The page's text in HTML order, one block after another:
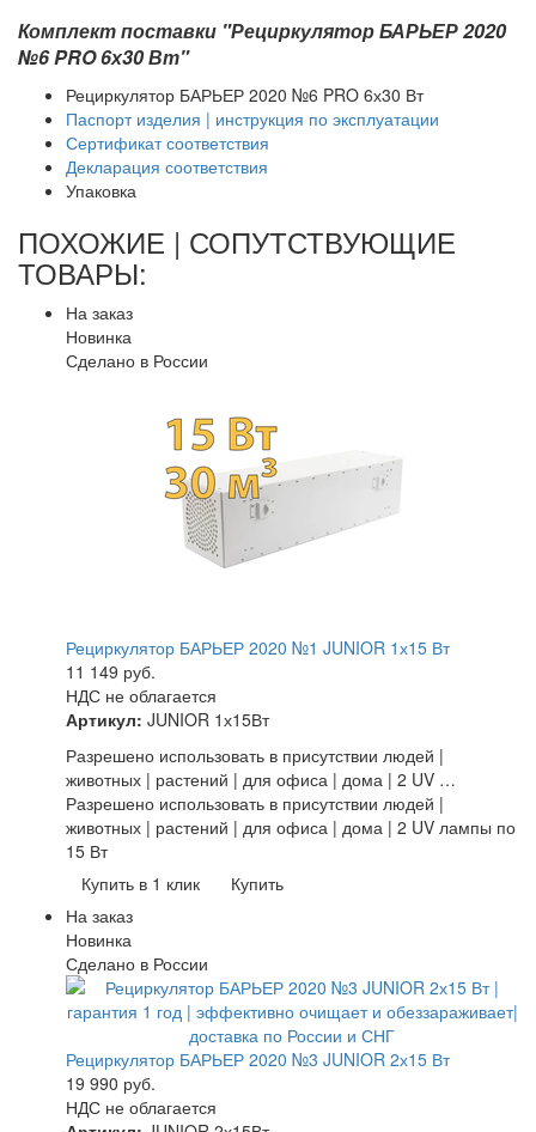
Комплект поставки "Рециркулятор БАРЬЕР 2020
№6 PRO 6х30 Вт"
Рециркулятор БАРЬЕР 2020 №6 PRO 6х30 Вт
Паспорт изделия | инструкция по эксплуатации
Сертификат соответствия
Декларация соответствия
Упаковка
ПОХОЖИЕ | СОПУТСТВУЮЩИЕ
ТОВАРЫ:
На заказ
Новинка
Сделано в России
Рециркулятор БАРЬЕР 2020 №1 JUNIOR 1х15 Вт
11 149 руб.
НДС не облагается
Артикул: JUNIOR 1х15Вт
Разрешено использовать в присутствии людей |
животных | растений | для офиса | дома | 2 UV …
Разрешено использовать в присутствии людей |
животных | растений | для офиса | дома | 2 UV лампы по
15 Вт
Купить в 1 клик
Купить
На заказ
Новинка
Сделано в России
Рециркулятор БАРЬЕР 2020 №3 JUNIOR 2х15 Вт
19 990 руб.
НДС не облагается